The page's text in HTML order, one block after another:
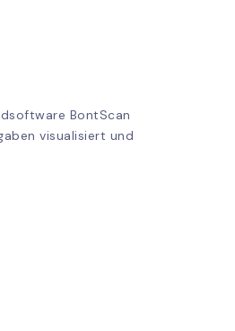
BontScan
visualisiert und